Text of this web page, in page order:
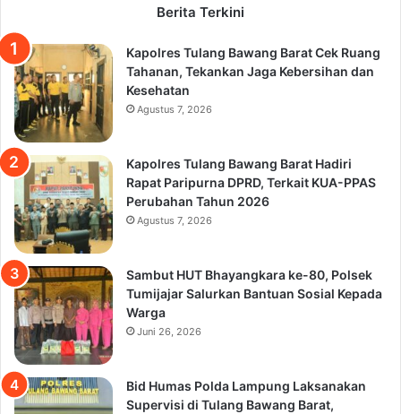
Berita Terkini
Kapolres Tulang Bawang Barat Cek Ruang
Tahanan, Tekankan Jaga Kebersihan dan
Kesehatan
Agustus 7, 2026
Kapolres Tulang Bawang Barat Hadiri
Rapat Paripurna DPRD, Terkait KUA-PPAS
Perubahan Tahun 2026
Agustus 7, 2026
Sambut HUT Bhayangkara ke-80, Polsek
Tumijajar Salurkan Bantuan Sosial Kepada
Warga
Juni 26, 2026
Bid Humas Polda Lampung Laksanakan
Supervisi di Tulang Bawang Barat,